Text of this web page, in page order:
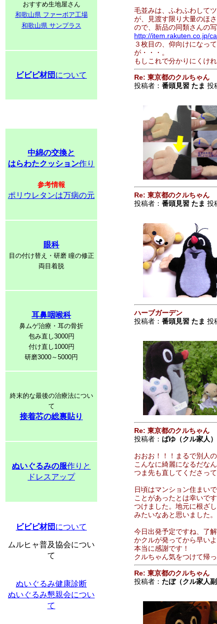
おすすめ生地屋さん
和歌山県 ファーボア工場
和歌山県 サンプラス
ビビビ材団 について
中綿の交換と
はらわたクッション作り
参考情報
ポリウレタンは万病の元
眼科
目の付け替え・研磨 瞳の修正
両目着脱
耳鼻咽喉科
鼻ムゲ治療・耳の骨折
包み直し3000円
付け直し1000円
研磨3000～5000円
終末的な最後の治療法につい
て
接着芯の総裏貼り
ぬいぐるみの服作りと
ドレスアップ
ビビビ材団 について
ムルヒャ普及協会につい
て
ぬいぐるみ健康診断
ぬいぐるみ懇親会につい
て
毛並みは、ふわふわして
が、見渡す限り大量のほ
ので、新品の同類さんの
http://item.rakuten.co.jp/
３枚目の、仰向けになっ
が・・・。
もしこれで分かりにくけ
Re: 東京都のクルちゃん
投稿者： 番頭見習 たま 投
Re: 東京都のクルちゃん
投稿者： 番頭見習 たま 投
ハーブガーデン
投稿者： 番頭見習 たま 投
Re: 東京都のクルちゃん
投稿者： ばゆ（クル家人）
おおお！！！まるで別人の
こんなに綺麗になるだな
つま先も直してくださっ
日頃はマンション住まい
ことがあったとは幸いで
つけました。地元に根ざ
みたいなあと思いました。
今日出発予定ですね、了
かクルが発ってから早い
本当に感謝です！
クルちゃん気をつけて帰っ
Re: 東京都のクルちゃん
投稿者： たぼ（クル家人副